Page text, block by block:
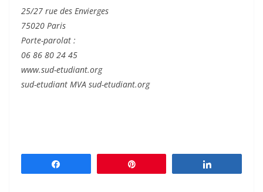
25/27 rue des Envierges
75020 Paris
Porte-parolat :
06 86 80 24 45
www.sud-etudiant.org
sud-etudiant MVA sud-etudiant.org